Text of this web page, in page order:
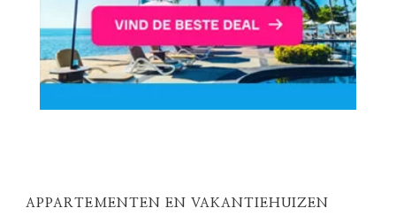
APPARTEMENTEN EN VAKANTIEHUIZEN